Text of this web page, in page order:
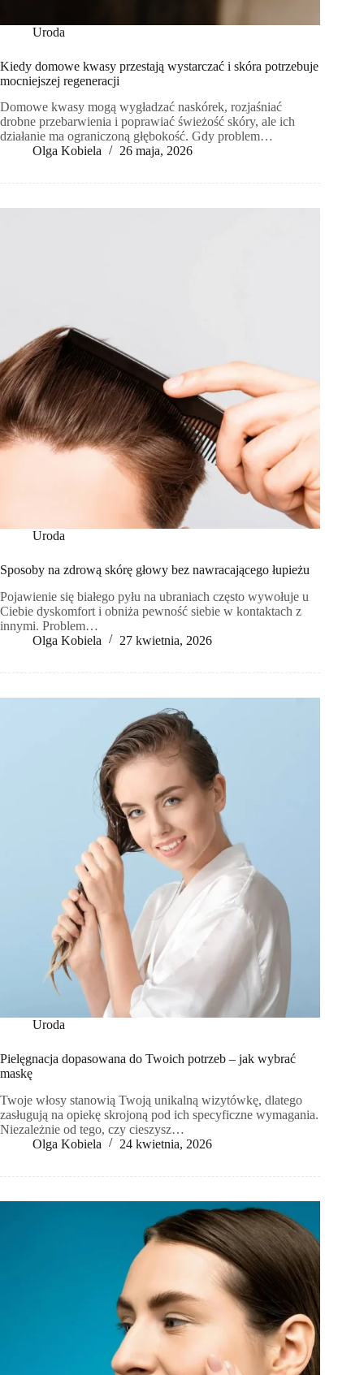
Uroda
Kiedy domowe kwasy przestają wystarczać i skóra potrzebuje
mocniejszej regeneracji
Domowe kwasy mogą wygładzać naskórek, rozjaśniać
drobne przebarwienia i poprawiać świeżość skóry, ale ich
działanie ma ograniczoną głębokość. Gdy problem…
Olga Kobiela
26 maja, 2026
Uroda
Sposoby na zdrową skórę głowy bez nawracającego łupieżu
Pojawienie się białego pyłu na ubraniach często wywołuje u
Ciebie dyskomfort i obniża pewność siebie w kontaktach z
innymi. Problem…
Olga Kobiela
27 kwietnia, 2026
Uroda
Pielęgnacja dopasowana do Twoich potrzeb – jak wybrać
maskę
Twoje włosy stanowią Twoją unikalną wizytówkę, dlatego
zasługują na opiekę skrojoną pod ich specyficzne wymagania.
Niezależnie od tego, czy cieszysz…
Olga Kobiela
24 kwietnia, 2026